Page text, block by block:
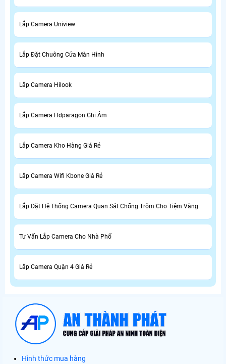
Lắp Camera Uniview
Lắp Đặt Chuông Cửa Màn Hình
Lắp Camera Hilook
Lắp Camera Hdparagon Ghi Âm
Lắp Camera Kho Hàng Giá Rẻ
Lắp Camera Wifi Kbone Giá Rẻ
Lắp Đặt Hệ Thống Camera Quan Sát Chống Trộm Cho Tiệm Vàng
Tư Vấn Lắp Camera Cho Nhà Phố
Lắp Camera Quận 4 Giá Rẻ
Hình thức mua hàng